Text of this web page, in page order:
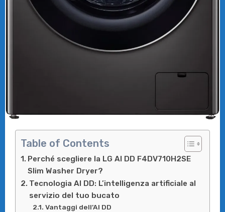
Table of Contents
Perché scegliere la LG AI DD F4DV710H2SE
Slim Washer Dryer?
Tecnologia AI DD: L’intelligenza artificiale al
servizio del tuo bucato
Vantaggi dell’AI DD